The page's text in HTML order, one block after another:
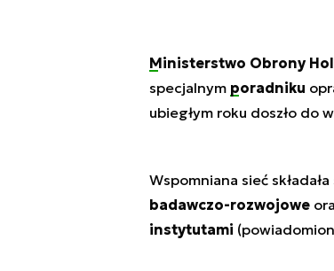
Ministerstwo Obrony
specjalnym poradniku
ubiegłym roku doszło do
Wspomniana sieć
badawczo-rozwojowe
instytutami